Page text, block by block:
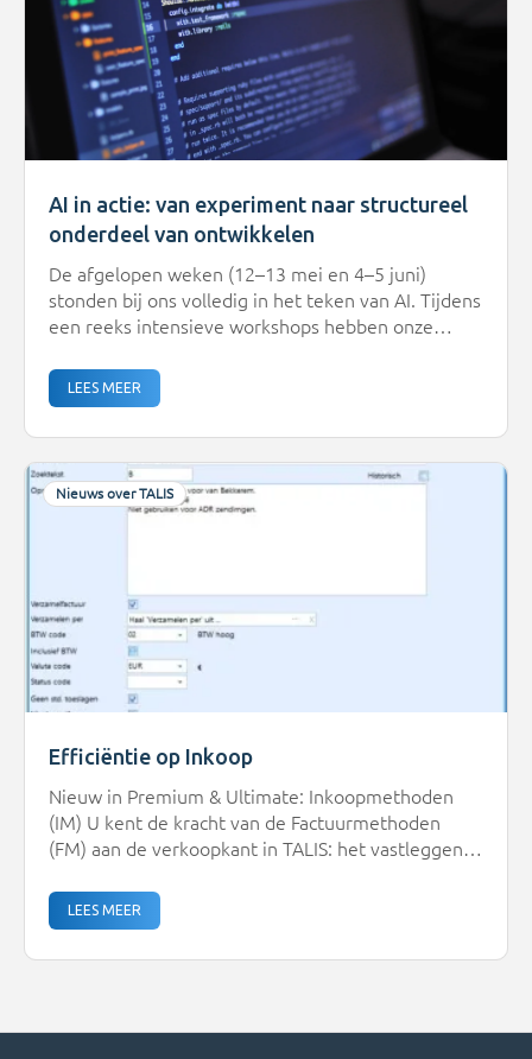
AI in actie: van experiment naar structureel
onderdeel van ontwikkelen
De afgelopen weken (12–13 mei en 4–5 juni)
stonden bij ons volledig in het teken van AI. Tijdens
een reeks intensieve workshops hebben onze
manier van werken: de AI-DLC (AI-Driven
Development Life Cycle).En belangrijker nog: ze
LEES MEER
Nieuws over TALIS
Efficiëntie op Inkoop
Nieuw in Premium & Ultimate: Inkoopmethoden
(IM) U kent de kracht van de Factuurmethoden
(FM) aan de verkoopkant in TALIS: het vastleggen
snel en betrouwbaar te laten verlopen.We zijn
verheugd aan te kondigen dat we deze bewezen
LEES MEER